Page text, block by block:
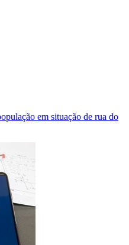
em situação de rua do